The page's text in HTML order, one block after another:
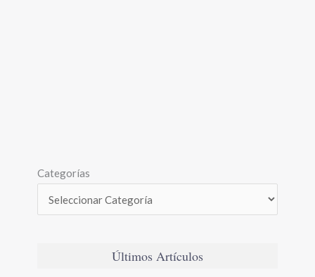
Categorías
Últimos Artículos